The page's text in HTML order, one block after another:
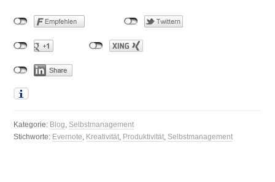
Kategorie: Blog, Selbstmanagement
Stichworte: Evernote, Kreativität, Produktivität, Selbstmanagement